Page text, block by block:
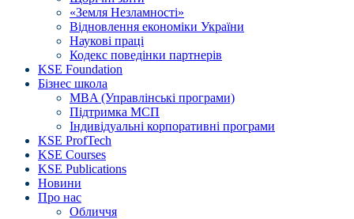
«Земля Незламності»
Відновлення економіки України
Наукові праці
Кодекс поведінки партнерів
KSE Foundation
Бізнес школа
MBA (Управлінські програми)
Підтримка МСП
Індивідуальні корпоративні програми
KSE ProfTech
KSE Courses
KSE Publications
Новини
Про нас
Обличчя